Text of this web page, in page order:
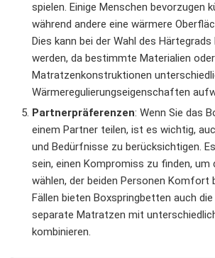
spielen. Einige Menschen bevorzugen
während andere eine wärmere
Dies kann bei der Wahl des
werden, da bestimmte Materialien oder
Matratzenkonstruktionen
Wärmeregulierungseigenschaften
Partnerpräferenzen: Wenn Sie das
einem Partner teilen, ist es wichtig,
und Bedürfnisse zu berücksichtigen.
sein, einen Kompromiss zu finden, um
wählen, der beiden Personen Komfort
Fällen bieten Boxspringbetten auch
separate Matratzen mit
kombinieren.